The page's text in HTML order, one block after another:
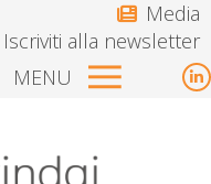
Media
Iscriviti alla newsletter
MENU
che il Fondo